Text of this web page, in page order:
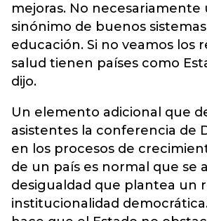
mejoras. No necesariamente
sinónimo de buenos
educación. Si no veamos los
salud tienen países como
dijo.
Un elemento adicional que
asistentes la conferencia de
en los procesos de
de un país es normal que se
desigualdad que plantea un
institucionalidad